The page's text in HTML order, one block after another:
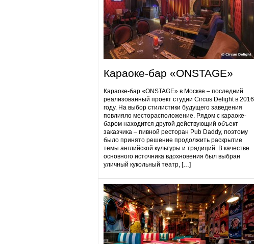
Караоке-бар «ONSTAGE»
Караоке-бар «ONSTAGE» в Москве – последний
реализованный проект студии Circus Delight в 2016
году. На выбор стилистики будущего заведения
повлияло месторасположение. Рядом с караоке-
баром находится другой действующий объект
заказчика – пивной ресторан Pub Daddy​, поэтому
было принято решение продолжить раскрытие
темы английской культуры и традиций. В качестве
основного источника вдохновения был выбран
уличный кукольный театр, […]